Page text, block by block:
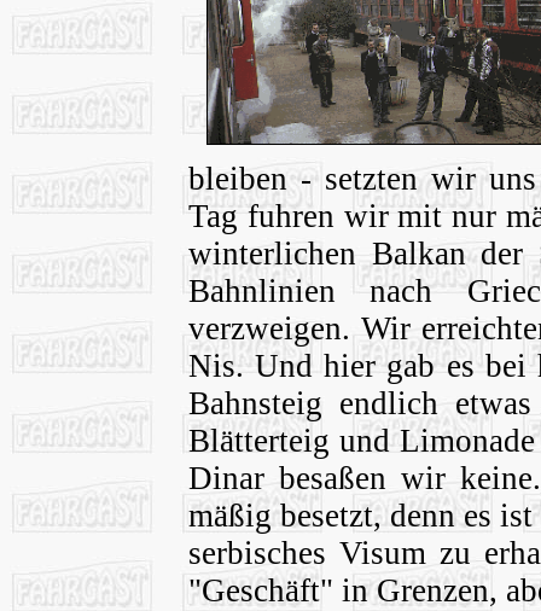
bleiben - setzten wir
Tag fuhren wir mit nur
winterlichen Balkan
Bahnlinien nach
verzweigen. Wir
Nis. Und hier gab es bei
Bahnsteig endlich
Blätterteig und
Dinar besaßen wir
mäßig besetzt, denn es
serbisches Visum zu
"Geschäft" in Grenzen,